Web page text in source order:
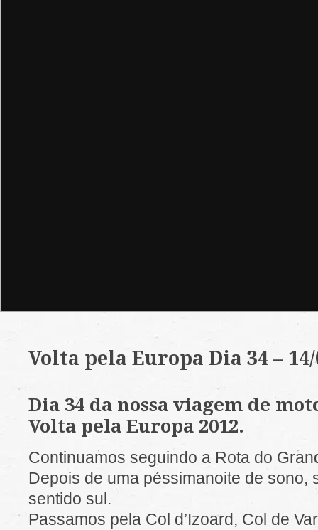
Volta pela Europa Dia 34 – 14/
Dia 34 da nossa viagem de
Volta pela Europa 2012.
Continuamos seguindo a Rota do
Depois de uma péssimanoite de sono,
sentido sul.
Passamos pela Col d’Izoard, Col de